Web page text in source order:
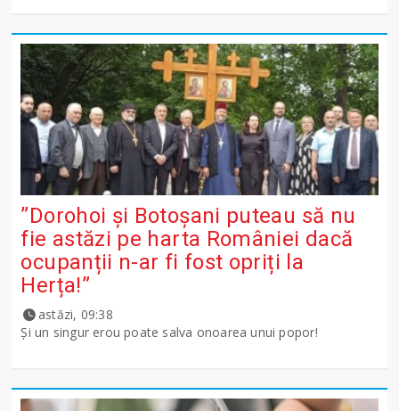
”Dorohoi și Botoșani puteau să nu
fie astăzi pe harta României dacă
ocupanții n-ar fi fost opriți la
Herța!”
astăzi, 09:38
Și un singur erou poate salva onoarea unui popor!